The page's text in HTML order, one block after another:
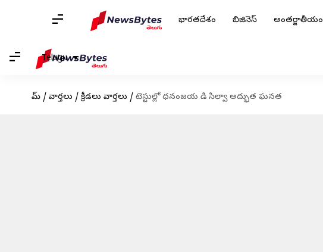
భారతదేశం బిజినెస్ అంతర్జాతీయం
Telugu
హోమ్ / వార్తలు / క్రీడలు వార్తలు / టెస్టుల్లో ధనంజయ డి సిల్వా అద్భుత ఘనత